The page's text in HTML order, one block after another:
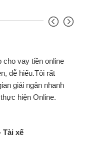
cho vay tiền online
dễ hiểu.Tôi rất
giải ngân nhanh
hiện Online.
Tài xế